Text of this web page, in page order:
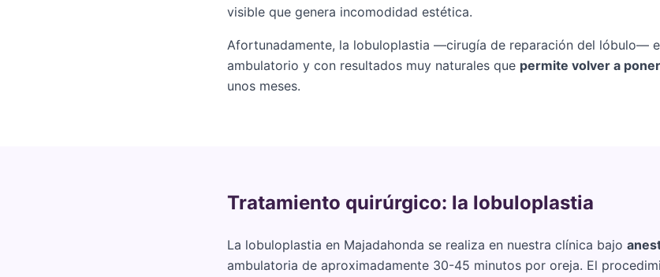
visible que genera incomodidad estética.
Afortunadamente, la lobuloplastia —cirugía de reparación del lóbulo—
ambulatorio y con resultados muy naturales que permite volver a
unos meses.
Tratamiento quirúrgico: la lobuloplastia
La lobuloplastia en Majadahonda se realiza en nuestra clínica bajo
ambulatoria de aproximadamente 30-45 minutos por oreja. El